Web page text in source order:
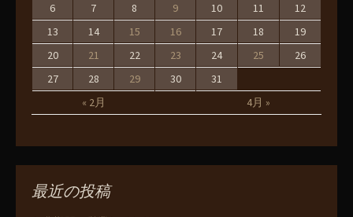
« 2月 4月 »
6
7 8 9 10 11
12
13
14 15 16 17 18
19
20
21 22 23 24 25
26
27
28 29 30 31
最近の投稿